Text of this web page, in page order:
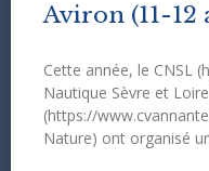
Aviron (11-12
Cette année, le CNSL
Nautique Sèvre et
(https://
Nature) ont organisé